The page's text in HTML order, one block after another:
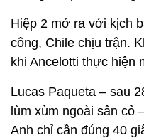
Hiệp 2 mở ra với kịch
công, Chile chịu trận.
khi Ancelotti thực hiện
Lucas Paqueta – sau
lùm xùm ngoài sân cỏ
Anh chỉ cần đúng 40